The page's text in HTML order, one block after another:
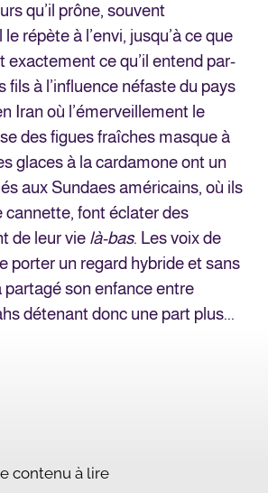
qu’il prône, souvent
répète à l’envi, jusqu’à ce que
exactement ce qu’il entend par-
fils à l’influence néfaste du pays
Iran où l’émerveillement le
des figues fraîches masque à
glaces à la cardamone ont un
aux Sundaes américains, où ils
font éclater des
de leur vie là-bas. Les voix de
porter un regard hybride et sans
partagé son enfance entre
détenant donc une part plus...
contenu à lire